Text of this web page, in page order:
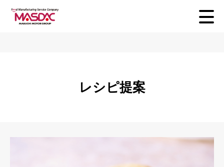
レシピ提案